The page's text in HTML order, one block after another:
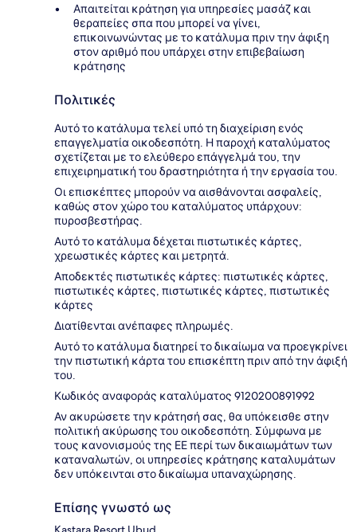
Απαιτείται κράτηση για υπηρεσίες μασάζ και
θεραπείες σπα που μπορεί να γίνει,
επικοινωνώντας με το κατάλυμα πριν την άφιξη
στον αριθμό που υπάρχει στην επιβεβαίωση
κράτησης
Πολιτικές
Αυτό το κατάλυμα τελεί υπό τη διαχείριση ενός
επαγγελματία οικοδεσπότη. Η παροχή καταλύματος
σχετίζεται με το ελεύθερο επάγγελμά του, την
επιχειρηματική του δραστηριότητα ή την εργασία του.
Οι επισκέπτες μπορούν να αισθάνονται ασφαλείς,
καθώς στον χώρο του καταλύματος υπάρχουν:
πυροσβεστήρας.
Αυτό το κατάλυμα δέχεται πιστωτικές κάρτες,
χρεωστικές κάρτες και μετρητά.
Αποδεκτές πιστωτικές κάρτες: πιστωτικές κάρτες,
πιστωτικές κάρτες, πιστωτικές κάρτες, πιστωτικές
κάρτες
Διατίθενται ανέπαφες πληρωμές.
Αυτό το κατάλυμα διατηρεί το δικαίωμα να προεγκρίνει
την πιστωτική κάρτα του επισκέπτη πριν από την άφιξή
του.
Κωδικός αναφοράς καταλύματος 9120200891992
Αν ακυρώσετε την κράτησή σας, θα υπόκεισθε στην
πολιτική ακύρωσης του οικοδεσπότη. Σύμφωνα με
τους κανονισμούς της ΕΕ περί των δικαιωμάτων των
καταναλωτών, οι υπηρεσίες κράτησης καταλυμάτων
δεν υπόκεινται στο δικαίωμα υπαναχώρησης.
Επίσης γνωστό ως